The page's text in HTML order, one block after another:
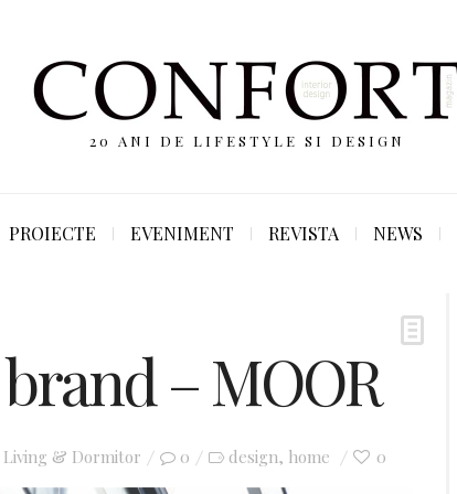
20 ANI DE LIFESTYLE SI DESIGN
PROIECTE EVENIMENT REVISTA NEWS
– MOOR
Living & Dormitor 0 design, home 0